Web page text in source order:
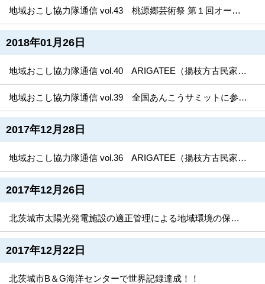
地域おこし協力隊通信 vol.43 桃源郷芸術祭 第１回オープンアトリエを開催しました！
2018年01月26日
地域おこし協力隊通信 vol.40 ARIGATEE（揚枝方古民家）がさらに進化！
地域おこし協力隊通信 vol.39 全国あんこうサミットに参加しました！
2017年12月28日
地域おこし協力隊通信 vol.36 ARIGATEE（揚枝方古民家）が居心地の良い空間に
2017年12月26日
北茨城市太陽光発電施設の適正管理による地域環境の保全に関する条例及び施行規則が制定されました
2017年12月22日
北茨城市B＆G海洋センターで世界記録達成！！